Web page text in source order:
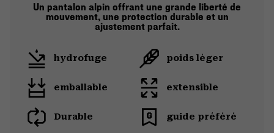
Un pantalon alpin offrant une grande liberté de
mouvement, une protection durable et un
ajustement parfait.
hydrofuge poids léger
emballable extensible
Durable guide préféré